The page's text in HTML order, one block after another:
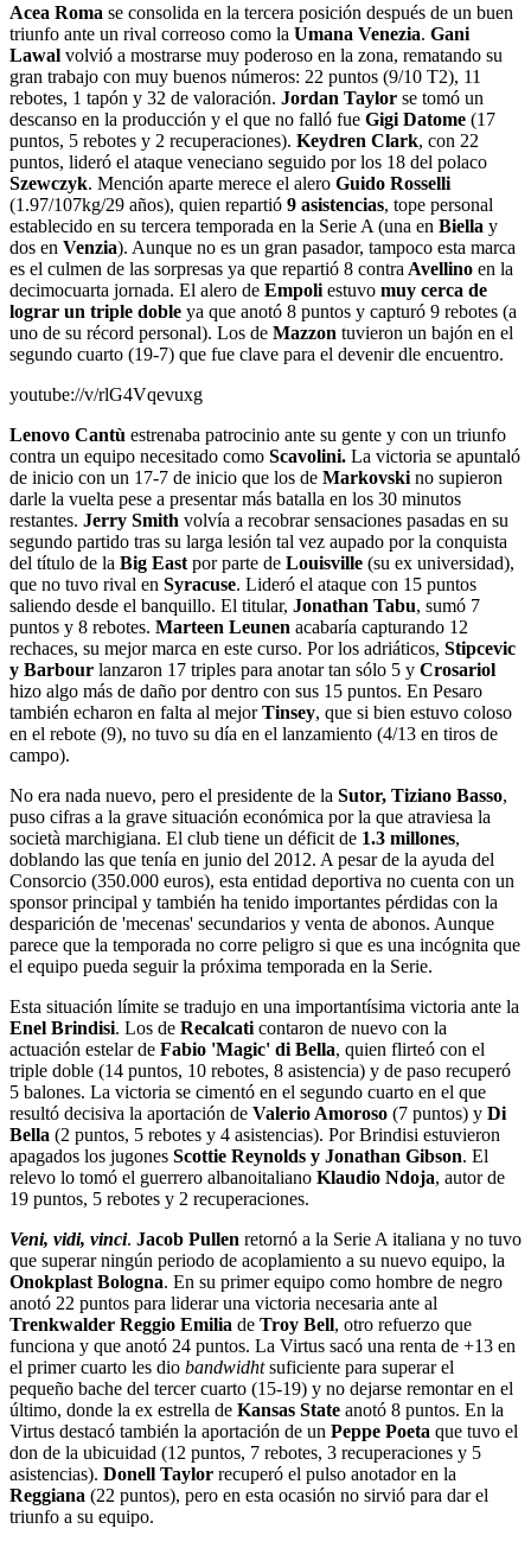
Acea Roma se consolida en la tercera posición después de un buen
triunfo ante un rival correoso como la Umana Venezia. Gani
Lawal volvió a mostrarse muy poderoso en la zona, rematando su
gran trabajo con muy buenos números: 22 puntos (9/10 T2), 11
rebotes, 1 tapón y 32 de valoración. Jordan Taylor se tomó un
descanso en la producción y el que no falló fue Gigi Datome (17
puntos, 5 rebotes y 2 recuperaciones). Keydren Clark, con 22
puntos, lideró el ataque veneciano seguido por los 18 del polaco
Szewczyk. Mención aparte merece el alero Guido Rosselli
(1.97/107kg/29 años), quien repartió 9 asistencias, tope personal
establecido en su tercera temporada en la Serie A (una en Biella y
dos en Venzia). Aunque no es un gran pasador, tampoco esta marca
es el culmen de las sorpresas ya que repartió 8 contra Avellino en la
decimocuarta jornada. El alero de Empoli estuvo muy cerca de
lograr un triple doble ya que anotó 8 puntos y capturó 9 rebotes (a
uno de su récord personal). Los de Mazzon tuvieron un bajón en el
segundo cuarto (19-7) que fue clave para el devenir dle encuentro.
youtube://v/rlG4Vqevuxg
Lenovo Cantù estrenaba patrocinio ante su gente y con un triunfo
contra un equipo necesitado como Scavolini. La victoria se apuntaló
de inicio con un 17-7 de inicio que los de Markovski no supieron
darle la vuelta pese a presentar más batalla en los 30 minutos
restantes. Jerry Smith volvía a recobrar sensaciones pasadas en su
segundo partido tras su larga lesión tal vez aupado por la conquista
del título de la Big East por parte de Louisville (su ex universidad),
que no tuvo rival en Syracuse. Lideró el ataque con 15 puntos
saliendo desde el banquillo. El titular, Jonathan Tabu, sumó 7
puntos y 8 rebotes. Marteen Leunen acabaría capturando 12
rechaces, su mejor marca en este curso. Por los adriáticos, Stipcevic
y Barbour lanzaron 17 triples para anotar tan sólo 5 y Crosariol
hizo algo más de daño por dentro con sus 15 puntos. En Pesaro
también echaron en falta al mejorTinsey, que si bien estuvo coloso
en el rebote (9), no tuvo su día en el lanzamiento (4/13 en tiros de
campo).
No era nada nuevo, pero el presidente de la Sutor, Tiziano Basso,
puso cifras a la grave situación económica por la que atraviesa la
società marchigiana. El club tiene un déficit de 1.3 millones,
doblando las que tenía en junio del 2012. A pesar de la ayuda del
Consorcio (350.000 euros), esta entidad deportiva no cuenta con un
sponsor principal y también ha tenido importantes pérdidas con la
desparición de 'mecenas' secundarios y venta de abonos. Aunque
parece que la temporada no corre peligro si que es una incógnita que
el equipo pueda seguir la próxima temporada en la Serie.
Esta situación límite se tradujo en una importantísima victoria ante la
Enel Brindisi. Los de Recalcati contaron de nuevo con la
actuación estelar de Fabio 'Magic' di Bella, quien flirteó con el
triple doble (14 puntos, 10 rebotes, 8 asistencia) y de paso recuperó
5 balones. La victoria se cimentó en el segundo cuarto en el que
resultó decisiva la aportación de Valerio Amoroso (7 puntos) y Di
Bella (2 puntos, 5 rebotes y 4 asistencias). Por Brindisi estuvieron
apagados los jugones Scottie Reynolds y Jonathan Gibson. El
relevo lo tomó el guerrero albanoitaliano Klaudio Ndoja, autor de
19 puntos, 5 rebotes y 2 recuperaciones.
Veni, vidi, vinci. Jacob Pullen retornó a la Serie A italiana y no tuvo
que superar ningún periodo de acoplamiento a su nuevo equipo, la
Onokplast Bologna. En su primer equipo como hombre de negro
anotó 22 puntos para liderar una victoria necesaria ante al
Trenkwalder Reggio Emilia de Troy Bell, otro refuerzo que
funciona y que anotó 24 puntos. La Virtus sacó una renta de +13 en
el primer cuarto les dio bandwidhtsuficiente para superar el
pequeño bache del tercer cuarto (15-19) y no dejarse remontar en el
último, donde la ex estrella de Kansas State anotó 8 puntos. En la
Virtus destacó también la aportación de un Peppe Poeta que tuvo el
don de la ubicuidad (12 puntos, 7 rebotes, 3 recuperaciones y 5
asistencias). Donell Taylor recuperó el pulso anotador en la
Reggiana (22 puntos), pero en esta ocasión no sirvió para dar el
triunfo a su equipo.